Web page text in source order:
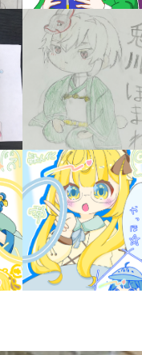
い
一
度
確
し
て
み
て
ね
戻る